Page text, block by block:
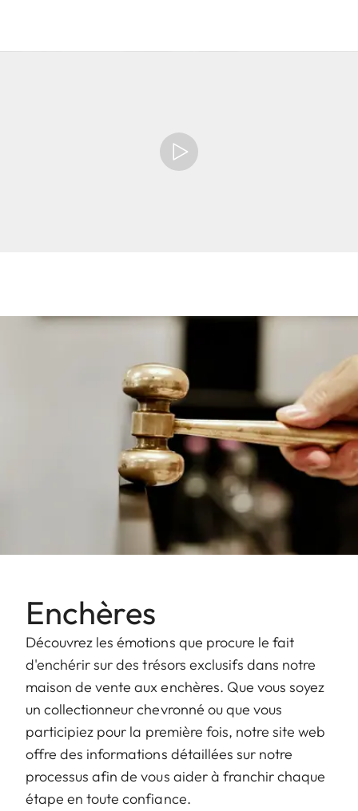
Enchères
Découvrez les émotions que procure le fait
d'enchérir sur des trésors exclusifs dans notre
maison de vente aux enchères. Que vous soyez
un collectionneur chevronné ou que vous
participiez pour la première fois, notre site web
offre des informations détaillées sur notre
processus afin de vous aider à franchir chaque
étape en toute confiance.